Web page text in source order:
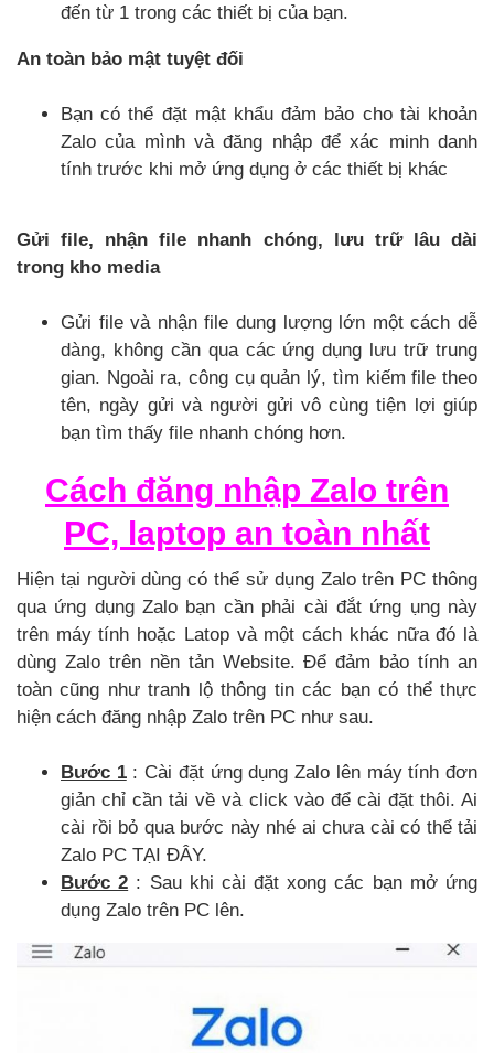
đến từ 1 trong các thiết bị của bạn.
An toàn bảo mật tuyệt đối
Bạn có thể đặt mật khẩu đảm bảo cho tài khoản
Zalo của mình và đăng nhập để xác minh danh
tính trước khi mở ứng dụng ở các thiết bị khác
Gửi file, nhận file nhanh chóng, lưu trữ lâu dài
trong kho media
Gửi file và nhận file dung lượng lớn một cách dễ
dàng, không cần qua các ứng dụng lưu trữ trung
gian. Ngoài ra, công cụ quản lý, tìm kiếm file theo
tên, ngày gửi và người gửi vô cùng tiện lợi giúp
bạn tìm thấy file nhanh chóng hơn.
Cách đăng nhập Zalo trên
PC, laptop an toàn nhất
Hiện tại người dùng có thể sử dụng Zalo trên PC thông
qua ứng dụng Zalo bạn cần phải cài đắt ứng ụng này
trên máy tính hoặc Latop và một cách khác nữa đó là
dùng Zalo trên nền tản Website. Để đảm bảo tính an
toàn cũng như tranh lộ thông tin các bạn có thể thực
hiện cách đăng nhập Zalo trên PC như sau.
Bước 1: Cài đặt ứng dụng Zalo lên máy tính đơn
giản chỉ cần tải về và click vào để cài đặt thôi. Ai
cài rồi bỏ qua bước này nhé ai chưa cài có thể tải
Zalo PC TẠI ĐÂY.
Bước 2 : Sau khi cài đặt xong các bạn mở ứng
dụng Zalo trên PC lên.